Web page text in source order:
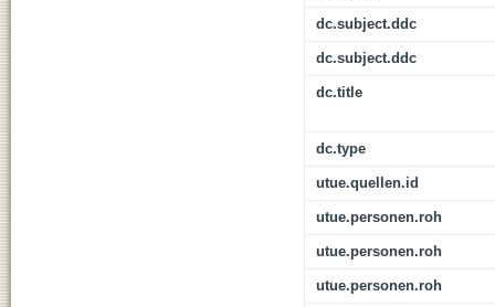
dc.subject.ddc
dc.subject.ddc
dc.title
dc.type
utue.quellen.id
utue.personen.roh
utue.personen.roh
utue.personen.roh